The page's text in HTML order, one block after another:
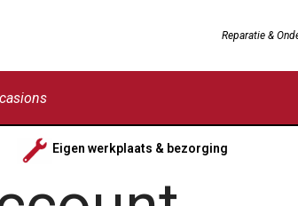
Reparatie &
Eigen werkplaats & bezorging